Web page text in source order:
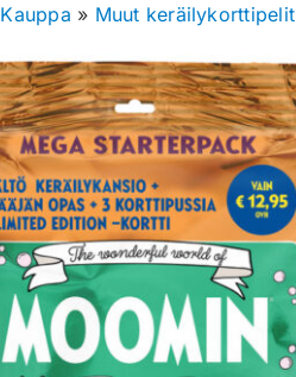
Kauppa » Muut keräilykorttipelit